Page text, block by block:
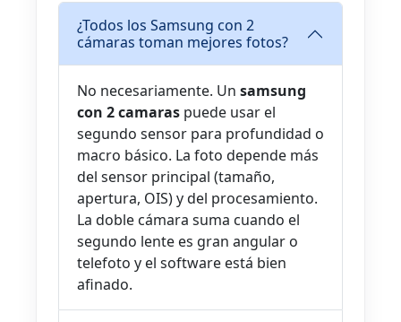
¿Todos los Samsung con 2
cámaras toman mejores fotos?
No necesariamente. Un samsung
con 2 camaras puede usar el
segundo sensor para profundidad o
macro básico. La foto depende más
del sensor principal (tamaño,
apertura, OIS) y del procesamiento.
La doble cámara suma cuando el
segundo lente es gran angular o
telefoto y el software está bien
afinado.